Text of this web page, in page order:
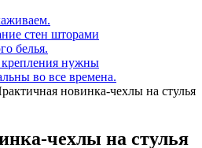
стен шторами
белья.
нужны
во все времена.
новинка-чехлы на стулья
чехлы на стулья